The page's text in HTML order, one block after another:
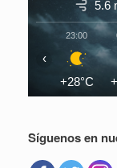
5.6
23:00
+28°C
‹
Síguenos en